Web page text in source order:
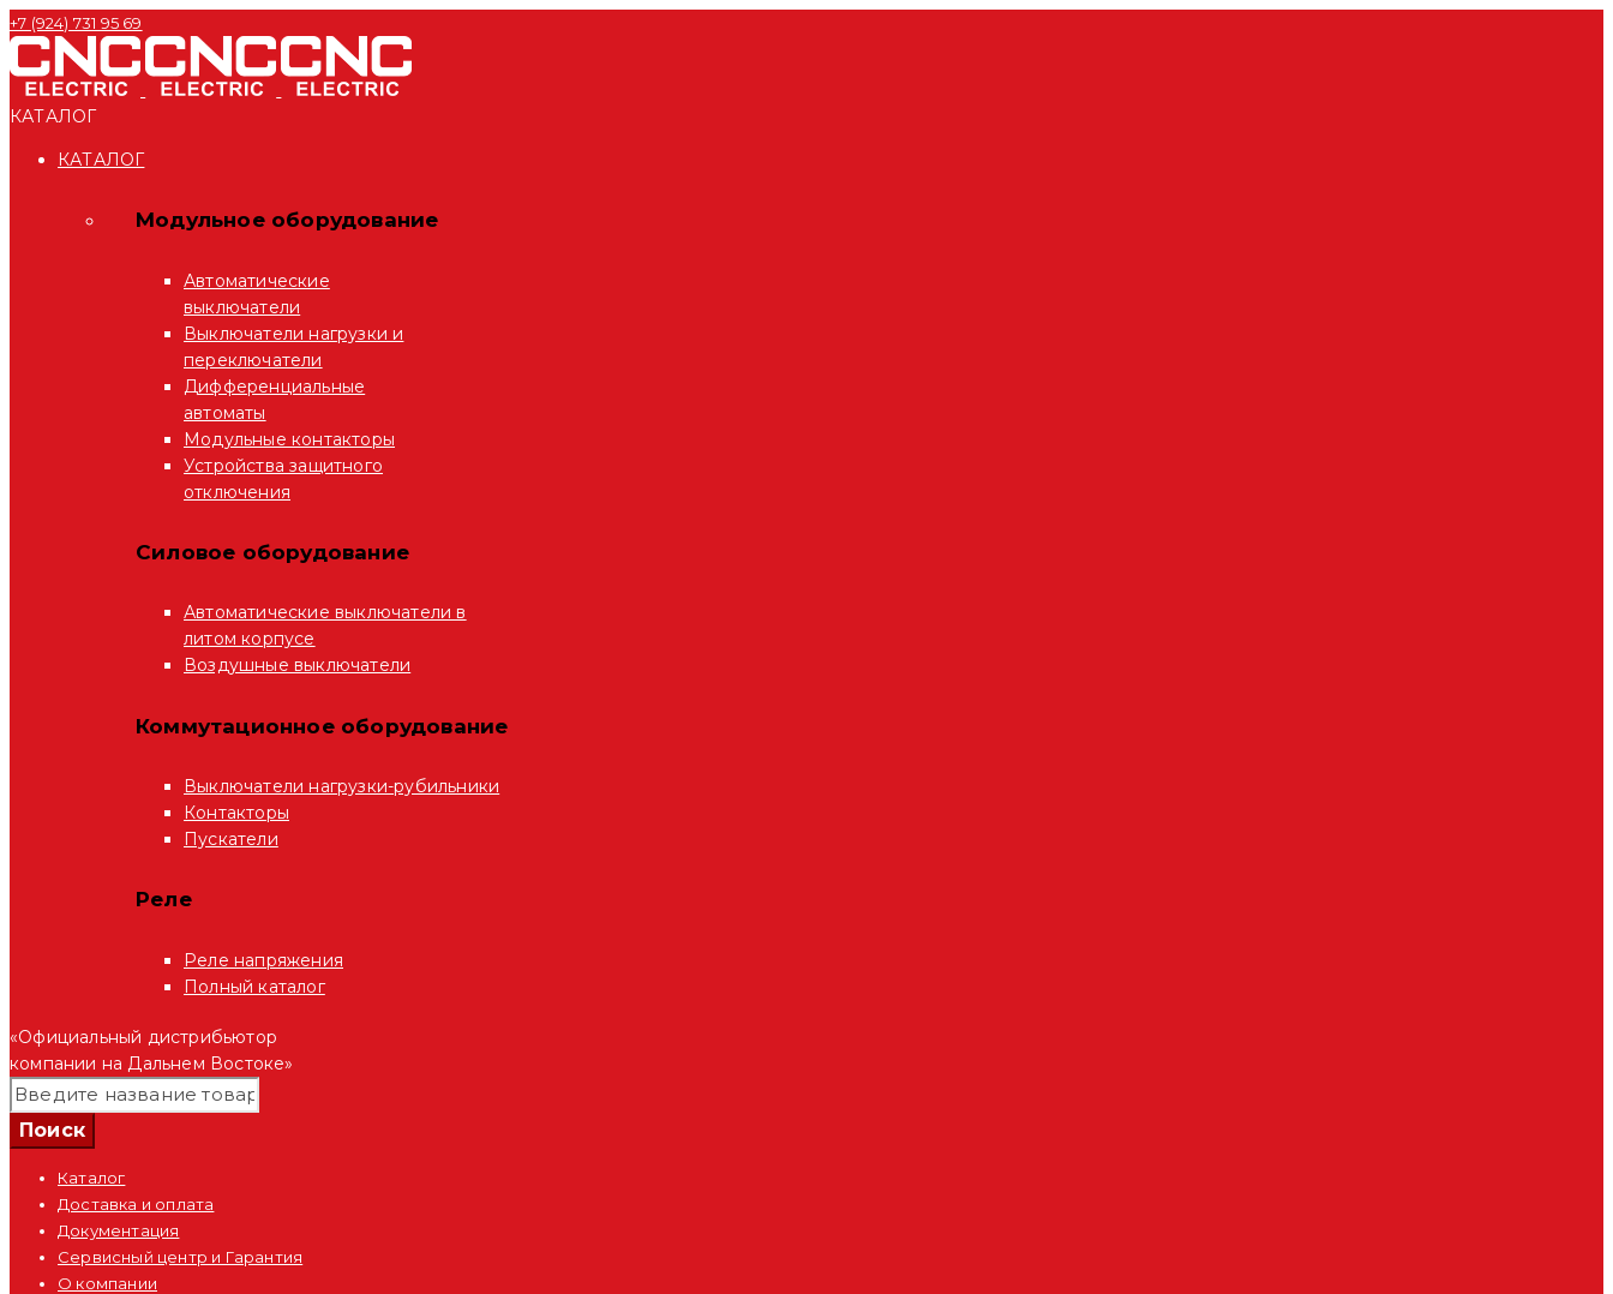
+7 (924) 731 95 69
КАТАЛОГ
КАТАЛОГ
Модульное оборудование
Автоматические
выключатели
Выключатели нагрузки и
переключатели
Дифференциальные
автоматы
Модульные контакторы
Устройства защитного
отключения
Силовое оборудование
Автоматические выключатели в
литом корпусе
Воздушные выключатели
Коммутационное оборудование
Выключатели нагрузки-рубильники
Контакторы
Пускатели
Реле
Реле напряжения
Полный каталог
«Официальный дистрибьютор
компании на Дальнем Востоке»
Каталог
Доставка и оплата
Документация
Сервисный центр и Гарантия
О компании